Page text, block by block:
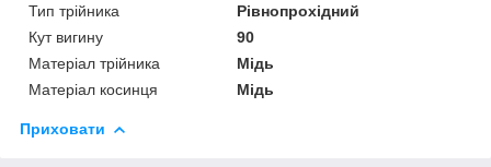
Тип трійника
Рівнопрохідний
Кут вигину
90
Матеріал трійника
Мідь
Матеріал косинця
Мідь
Приховати